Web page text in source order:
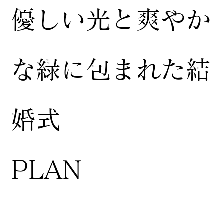
​優しい光と爽やか
な緑に包まれた結
婚式
​PLAN